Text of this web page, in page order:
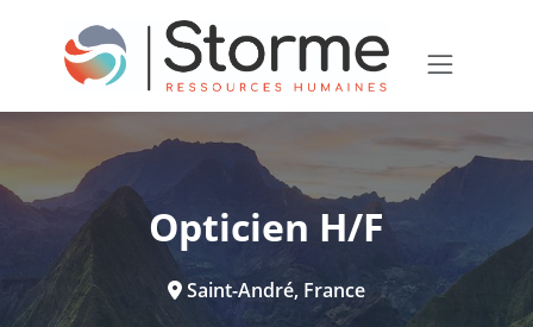
Opticien H/F
Saint-André, France